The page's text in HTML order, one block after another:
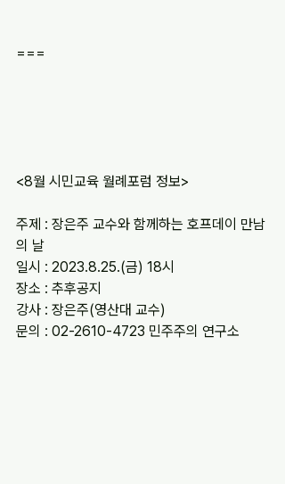
===
<8월 시민교육 월례포럼 정보>
주제 : 장은주 교수와 함께하는 호프데이 만남
의 날
일시 : 2023.8.25.(금) 18시
장소 : 추후공지
강사 : 장은주(영산대 교수)
문의 : 02-2610-4723 민주주의 연구소